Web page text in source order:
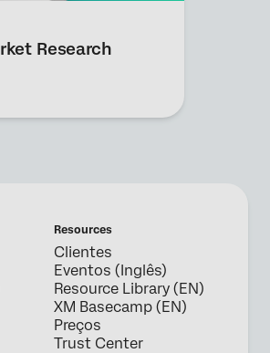
Research
Resources
Clientes
Eventos (Inglês)
Resource Library (EN)
XM Basecamp (EN)
Preços
Trust Center